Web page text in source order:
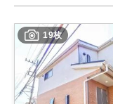
19枚